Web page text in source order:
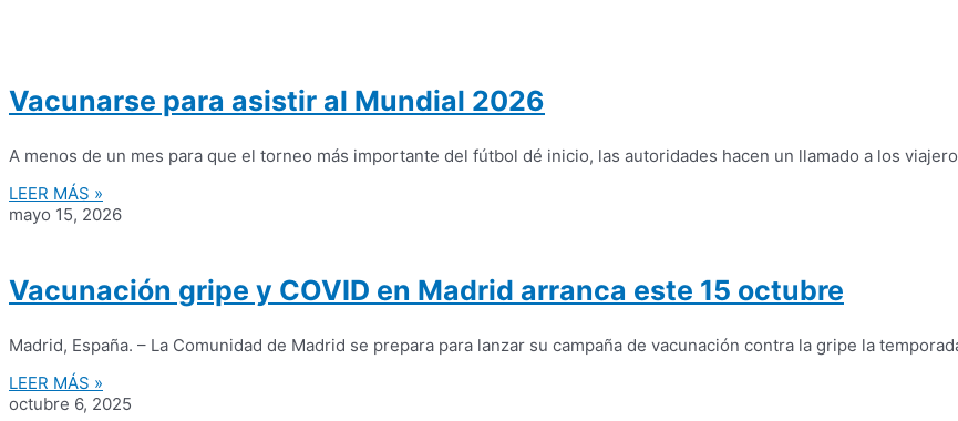
Vacunarse para asistir al Mundial 2026
A menos de un mes para que el torneo más importante del fútbol dé inicio, las autoridades hacen un llamado a los
LEER MÁS »
mayo 15, 2026
Vacunación gripe y COVID en Madrid arranca este 15 octubre
Madrid, España. – La Comunidad de Madrid se prepara para lanzar su campaña de vacunación contra la gripe la
LEER MÁS »
octubre 6, 2025